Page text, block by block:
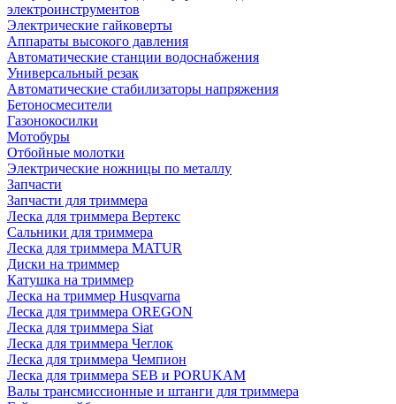
электроинструментов
Электрические гайковерты
Аппараты высокого давления
Автоматические станции водоснабжения
Универсальный резак
Автоматические стабилизаторы напряжения
Бетоносмесители
Газонокосилки
Мотобуры
Отбойные молотки
Электрические ножницы по металлу
Запчасти
Запчасти для триммера
Леска для триммера Вертекс
Сальники для триммера
Леска для триммера MATUR
Диски на триммер
Катушка на триммер
Леска на триммер Husqvarna
Леска для триммера OREGON
Леска для триммера Siat
Леска для триммера Чеглок
Леска для триммера Чемпион
Леска для триммера SEB и PORUKAM
Валы трансмиссионные и штанги для триммера